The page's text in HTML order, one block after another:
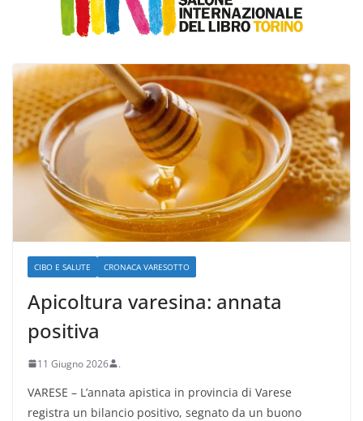
CIBO E SALUTE CRONACA VARESOTTO
Apicoltura varesina: annata
positiva
11 Giugno 2026 .
VARESE – L’annata apistica in provincia di Varese
registra un bilancio positivo, segnato da un buono